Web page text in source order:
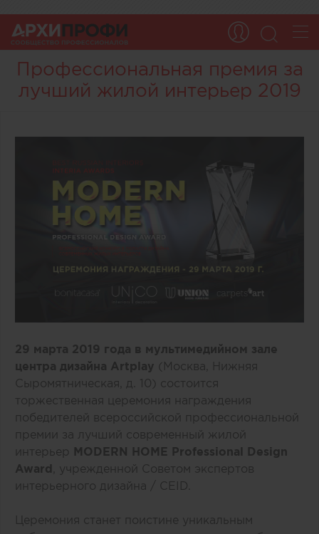
Профессиональная премия за
лучший жилой интерьер 2019
29 марта 2019 года в мультимедийном зале
центра дизайна Artplay (Москва, Нижняя
Сыромятническая, д. 10) состоится
торжественная церемония награждения
победителей всероссийской профессиональной
премии за лучший современный жилой
интерьер MODERN HOME Professional Design
Award
, учрежденной Советом экспертов
интерьерного дизайна / CEID.
Церемония станет поистине уникальным